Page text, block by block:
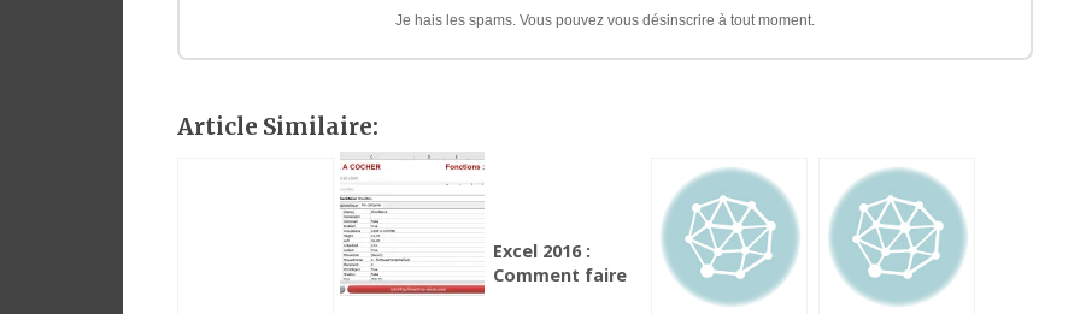
Je hais les spams. Vous pouvez vous désinscrire à tout moment.
Article Similaire:
Excel 2016 :
Comment faire